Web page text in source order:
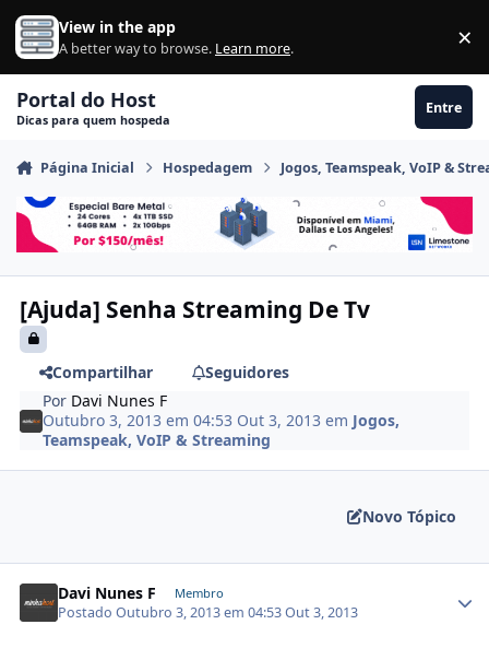
Ir para conteúdo
View in the app
A better way to browse. Learn more. ×
Portal do Host
Dicas para quem hospeda
Entre
Página Inicial Hospedagem Jogos, Teamspeak, VoIP &
[Ajuda] Senha Streaming De Tv
Compartilhar
Seguidores
Por Davi Nunes F
Outubro 3, 2013 em 04:53 Out 3, 2013 em Jogos,
Teamspeak, VoIP & Streaming
Novo Tópico
Davi Nunes F Membro
PostadoOutubro 3, 2013 em 04:53Out 3, 2013